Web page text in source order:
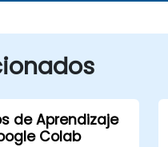
de Aprendizaje
Colab